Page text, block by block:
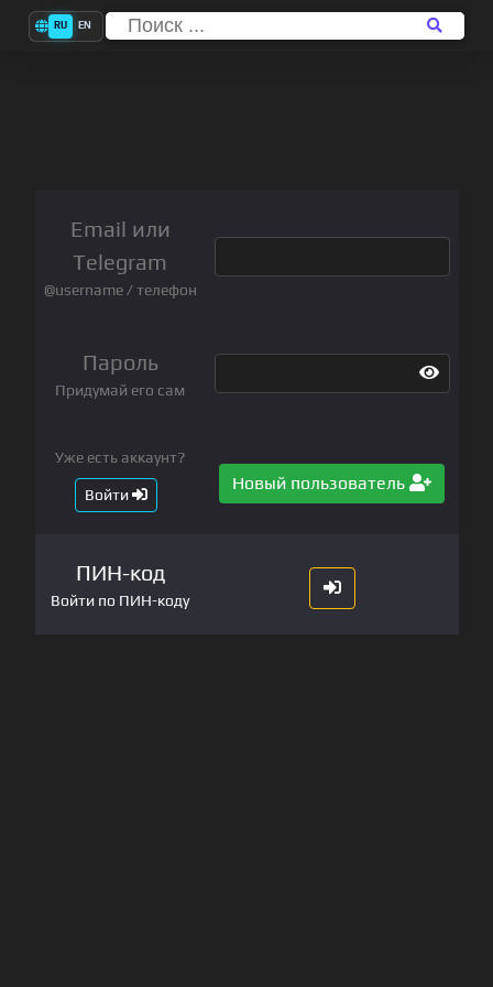
RU EN
Email или
Telegram
@username / телефон
Пароль
Придумай его сам
Уже есть аккаунт?
Войти
Новый пользователь
ПИН-код
Войти по ПИН-коду